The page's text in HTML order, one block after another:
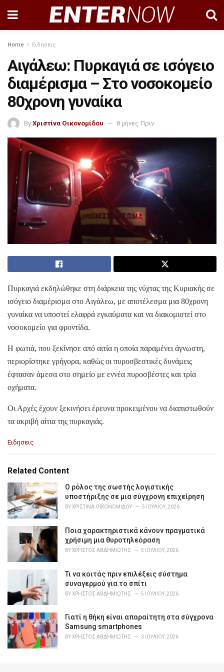
Home Ειδησεις
Αιγάλεω: Πυρκαγιά σε ισόγειο
διαμέρισμα – Στο νοσοκομείο
80χρονη γυναίκα
By Χριστίνα Οικονομίδου 8 μήνες Πριν
Πυρκαγιά εκδηλώθηκε στη διάρκεια της νύχτας της Κυριακής σε
ισόγειο διαμέρισμα στο Αιγάλεω, με αποτέλεσμα μια 80χρονη
γυναίκα να υποστεί ελαφρά εγκαύματα και να διακομιστεί στο
νοσοκομείο για φροντίδα.
Η φωτιά, που ξεκίνησε από αιτία η οποία παραμένει άγνωστη,
περιορίστηκε γρήγορα, καθώς οι πυροσβεστικές δυνάμεις
έφτασαν άμεσα στο σημείο με εννέα πυροσβέστες και τρία
οχήματα.
Οι Αρχές έχουν ξεκινήσει έρευνα προκειμένου να διαπιστωθούν
τα ακριβή αίτια της πυρκαγιάς.
C
e
o
r
e
Ειδησεις
Related Content
Ο ρόλος της σωστής λογιστικής
υποστήριξης σε μια σύγχρονη επιχείρηση
BYΧΡΙΣΤΊΝΑ ΟΙΚΟΝΟΜΊΔΟΥ 5 ΙΟΥΛΊΟΥ, 2026
Ποια χαρακτηριστικά κάνουν πραγματικά
χρήσιμη μια θυροτηλεόραση
BYΧΡΉΣΤΟΣ ΑΒΔΗΜΙΏΤΗΣ 5 ΙΟΥΛΊΟΥ, 2026
Τι να κοιτάς πριν επιλέξεις σύστημα
συναγερμού για το σπίτι
BYΧΡΉΣΤΟΣ ΑΒΔΗΜΙΏΤΗΣ 5 ΙΟΥΛΊΟΥ, 2026
Γιατί η θήκη είναι απαραίτητη στα σύγχρονα
Samsung smartphones
BYΧΡΉΣΤΟΣ ΑΒΔΗΜΙΏΤΗΣ 3 ΙΟΥΛΊΟΥ, 2026